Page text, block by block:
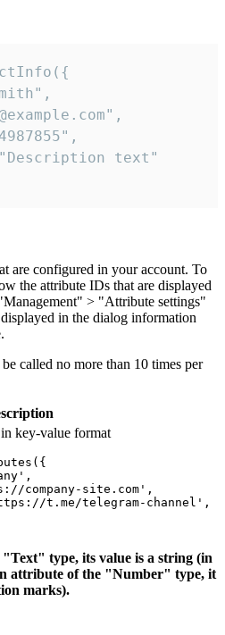
text"
are configured in your account. To
the attribute IDs that are displayed
> "Attribute settings"
in the dialog information
called no more than 10 times per
key-value format
company-site.com',
t.me/telegram-channel',
type, its value is a string (in
attribute of the "Number" type, it
marks).